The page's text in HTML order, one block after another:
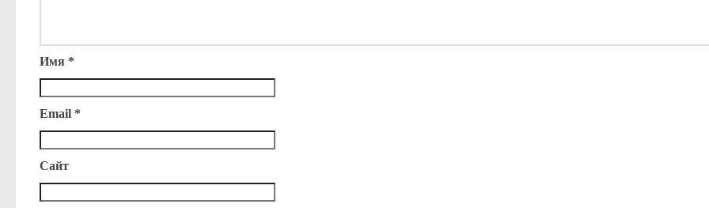
Имя *
Email *
Сайт